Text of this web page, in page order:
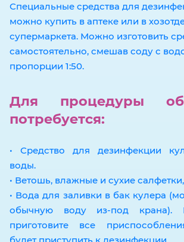
Специальные средства для
можно купить в аптеке или в
супермаркета. Можно изготовить
самостоятельно, смешав соду с
пропорции 1:50.
Для процедуры
потребуется:
• Средство для дезинфекции
воды.
• Ветошь, влажные и сухие
• Вода для заливки в бак кулера
обычную воду из-под крана).
приготовите все